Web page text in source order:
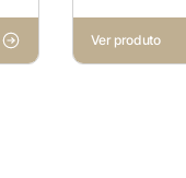
Ver produto
Não Necessários